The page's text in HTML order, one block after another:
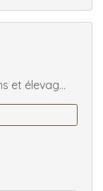
et élevag...